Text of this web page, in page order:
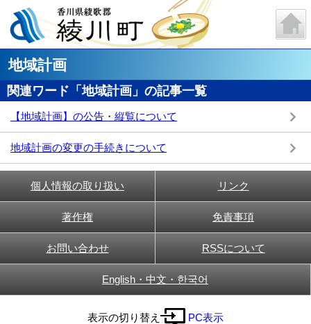
地域計画
関連ワード「地域計画」の記事一覧
【地域計画】の公告・縦覧について
地域計画の変更の手続きについて
個人情報の取り扱い リンク
著作権 免責事項
お問い合わせ RSSについて
English・中文・한국어
表示の切り替え PC表示